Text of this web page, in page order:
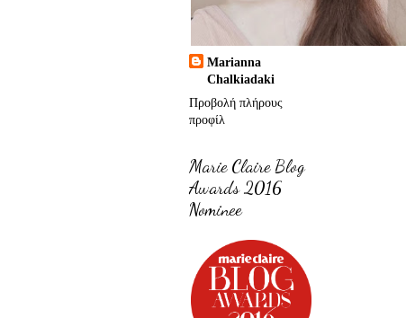
Marianna
Chalkiadaki
Προβολή πλήρους
προφίλ
Marie Claire Blog
Awards 2016
Nominee